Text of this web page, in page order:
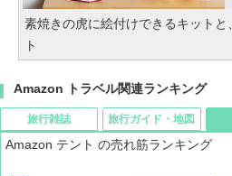
素焼きの虎に絵付けできるキット
ト
Amazon トラベル関連ランキング
旅行雑誌 旅行ガイド・地図
Amazon テント の売れ筋ランキング